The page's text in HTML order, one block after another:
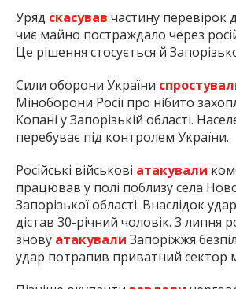
Уряд скасував частину перевірок
чиє майно постраждало через
Це рішення стосується й
Сили оборони України
Міноборони Росії про нібито
Копані у Запорізькій області.
перебуває під контролем України.
Російські військові атакували
працював у полі поблизу села
Запорізької області. Внаслідок
дістав 30-річний чоловік. 3 липня
знову атакували Запоріжжя
удар потрапив приватний сектор